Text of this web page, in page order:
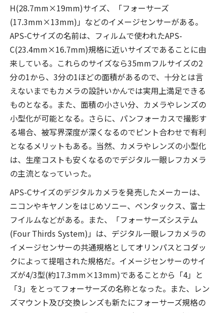
H(28.7mm×19mm)サイズ、「フォーサーズ
(17.3mm×13mm)」などのイメージセンサーがある。
APS-Cサイズの名前は、フィルムで使われたAPS-
C(23.4mm×16.7mm)規格に近いサイズであることに由
来している。これらのサイズなら35mmフルサイズの2
分の1から、3分の1ほどの面積があるので、十分とは言
えないまでもカメラの設計いかんでは実用上満足できる
ものとなる。また、面積の小さい分、カメラやレンズの
小型化が可能となる。さらに、パンフォーカスで撮影す
る場合、被写界深度が深くなるのでピント合わせで有利
となるメリットもある。当然、カメラやレンズの小型化
は、生産コストも安くなるのでデジタル一眼レフカメラ
の主流となっていった。
APS-Cサイズのデジタルカメラを発売したメーカーは、
ニコンやキヤノンをはじめソニー、ペンタックス、富士
フイルムなどがある。また、「フォーサーズシステム
(Four Thirds System)」は、デジタル一眼レフカメラの
イメージセンサーの共通規格としてオリンパスとコダッ
クによって提唱された規格だ。イメージセンサーのサイ
ズが4/3型(約17.3mm×13mm)であることから「4」と
「3」をとってフォーサーズの名称となった。また、レン
ズマウント及び交換レンズも新たにフォーサーズ規格の